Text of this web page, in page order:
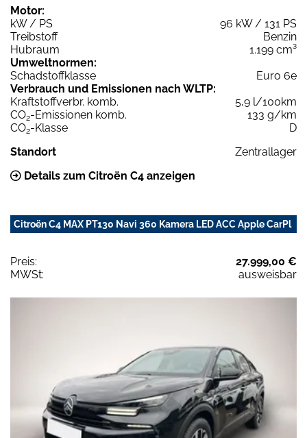
Motor:
kW / PS
96 kW / 131 PS
Treibstoff
Benzin
Hubraum
1.199 cm³
Umweltnormen:
Schadstoffklasse
Euro 6e
Verbrauch und Emissionen nach WLTP:
Kraftstoffverbr. komb.
5,9 l/100km
CO2-Emissionen komb.
133 g/km
CO2-Klasse
D
Standort
Zentrallager
Details zum Citroën C4 anzeigen
Citroën C4 MAX PT130 Navi 360 Kamera LED ACC Apple CarPl
Preis:
27.999,00 €
MWSt:
ausweisbar